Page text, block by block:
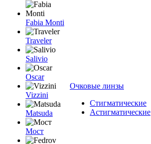
Fabia Monti
Traveler
Salivio
Oscar
Vizzini
Matsuda
Мост
Очковые линзы
Стигматические
Астигматические